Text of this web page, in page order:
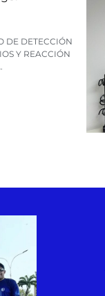
DE DETECCIÓN
Y REACCIÓN